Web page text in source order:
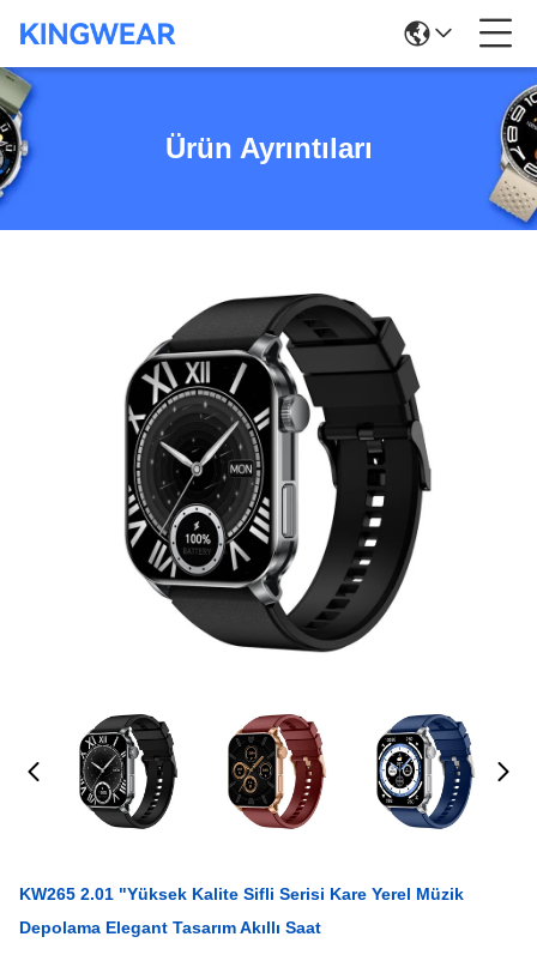
Ürün Ayrıntıları
KW265 2.01 "Yüksek Kalite Sifli Serisi Kare Yerel Müzik
Depolama Elegant Tasarım Akıllı Saat